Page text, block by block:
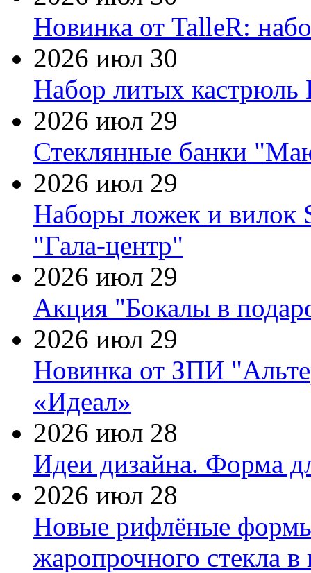
Новинка от TalleR:
2026 июл 30
Набор литых кастрюль
2026 июл 29
Стеклянные банки
2026 июл 29
Наборы ложек и вилок
"Гала-центр"
2026 июл 29
Акция "Бокалы в
2026 июл 29
Новинка от ЗПИ
«Идеал»
2026 июл 28
Идеи дизайна. Форма
2026 июл 28
Новые рифлёные формы
жаропрочного стекла